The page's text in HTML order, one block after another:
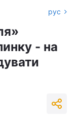
рус
- на